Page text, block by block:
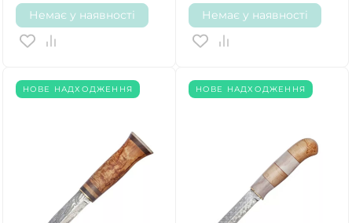
Немає у наявності Немає у наявності
НОВЕ НАДХОДЖЕННЯ НОВЕ НАДХОДЖЕННЯ